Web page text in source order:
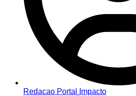
Redacao Portal Impacto